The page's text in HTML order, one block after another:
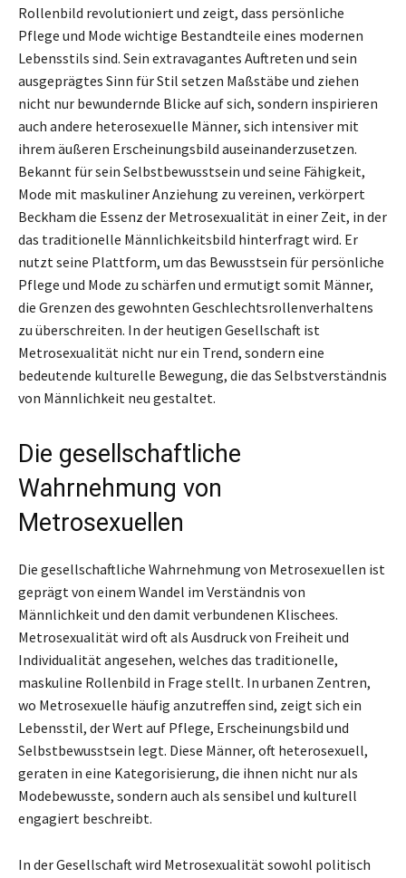
Rollenbild revolutioniert und zeigt, dass persönliche
Pflege und Mode wichtige Bestandteile eines modernen
Lebensstils sind. Sein extravagantes Auftreten und sein
ausgeprägtes Sinn für Stil setzen Maßstäbe und ziehen
nicht nur bewundernde Blicke auf sich, sondern inspirieren
auch andere heterosexuelle Männer, sich intensiver mit
ihrem äußeren Erscheinungsbild auseinanderzusetzen.
Bekannt für sein Selbstbewusstsein und seine Fähigkeit,
Mode mit maskuliner Anziehung zu vereinen, verkörpert
Beckham die Essenz der Metrosexualität in einer Zeit, in der
das traditionelle Männlichkeitsbild hinterfragt wird. Er
nutzt seine Plattform, um das Bewusstsein für persönliche
Pflege und Mode zu schärfen und ermutigt somit Männer,
die Grenzen des gewohnten Geschlechtsrollenverhaltens
zu überschreiten. In der heutigen Gesellschaft ist
Metrosexualität nicht nur ein Trend, sondern eine
bedeutende kulturelle Bewegung, die das Selbstverständnis
von Männlichkeit neu gestaltet.
Die gesellschaftliche
Wahrnehmung von
Metrosexuellen
Die gesellschaftliche Wahrnehmung von Metrosexuellen ist
geprägt von einem Wandel im Verständnis von
Männlichkeit und den damit verbundenen Klischees.
Metrosexualität wird oft als Ausdruck von Freiheit und
Individualität angesehen, welches das traditionelle,
maskuline Rollenbild in Frage stellt. In urbanen Zentren,
wo Metrosexuelle häufig anzutreffen sind, zeigt sich ein
Lebensstil, der Wert auf Pflege, Erscheinungsbild und
Selbstbewusstsein legt. Diese Männer, oft heterosexuell,
geraten in eine Kategorisierung, die ihnen nicht nur als
Modebewusste, sondern auch als sensibel und kulturell
engagiert beschreibt.
In der Gesellschaft wird Metrosexualität sowohl politisch